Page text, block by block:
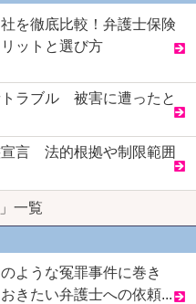
を徹底比較！弁護士保険
ットと選び方
ラブル 被害に遭ったと
言 法的根拠や制限範囲
一覧
ような冤罪事件に巻き
きたい弁護士への依頼...